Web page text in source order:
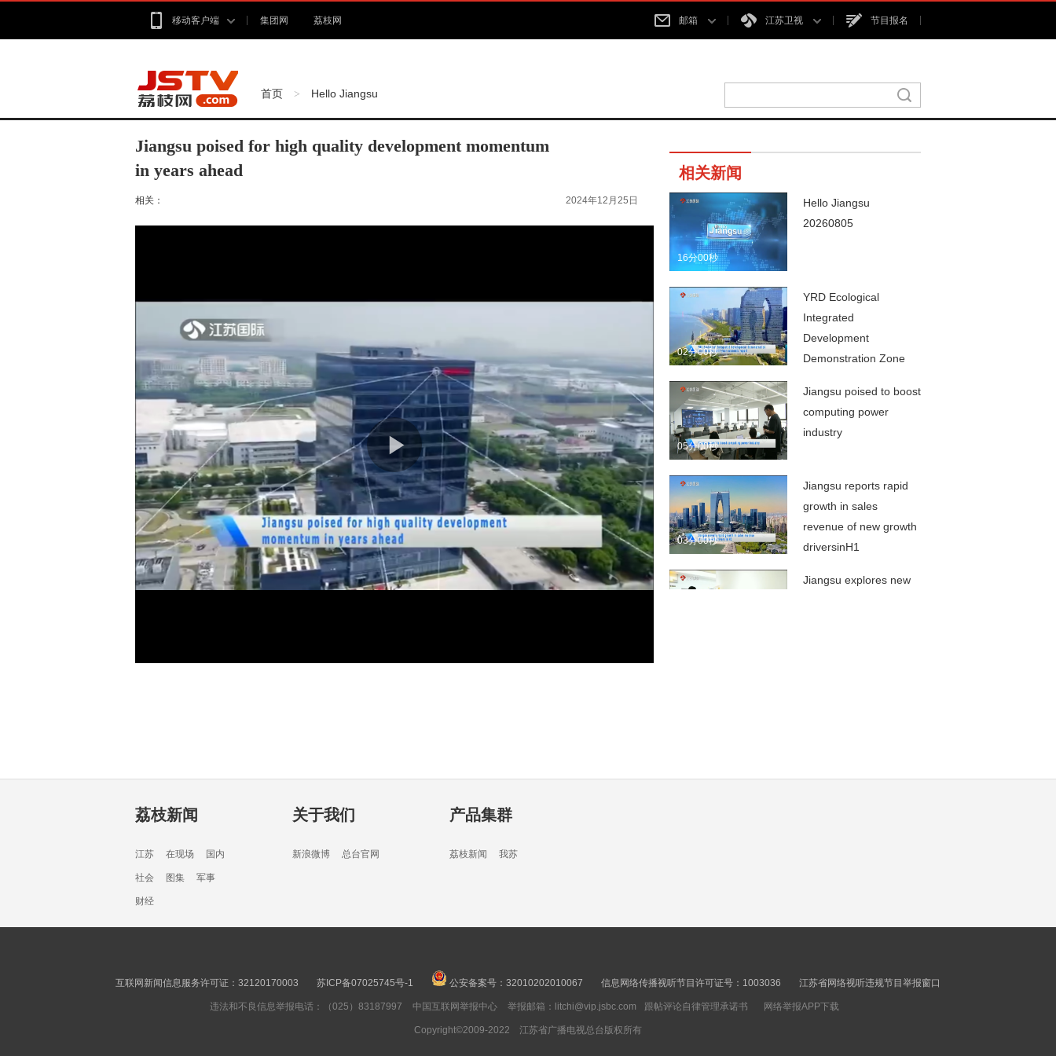
移动客户端 集团网 荔枝网 邮箱 江苏卫视 节目报名
首页 > Hello Jiangsu
Jiangsu poised for high quality development momentum
in years ahead
相关： 2024年12月25日
相关新闻
16分00秒
Hello Jiangsu
20260805
02分00秒
YRD Ecological
Integrated
Development
Demonstration Zone
economic report
05分00秒
Jiangsu poised to boost
computing power
industry
03分00秒
Jiangsu reports rapid
growth in sales
revenue of new growth
driversinH1
Jiangsu explores new
04分00秒
Party Committee holds
荔枝新闻
江苏 在现场 国内
社会 图集 军事
财经
关于我们
新浪微博 总台官网
产品集群
荔枝新闻 我苏
互联网新闻信息服务许可证：32120170003 苏ICP备07025745号-1 公安备案号：32010202010067 信息网络传播视听节目许可证号：1003036 江苏省网络视听违规节目举报窗口
违法和不良信息举报电话：（025）83187997 中国互联网举报中心 举报邮箱：litchi@vip.jsbc.com 跟帖评论自律管理承诺书 网络举报APP下载
Copyright©2009-2022 江苏省广播电视总台版权所有